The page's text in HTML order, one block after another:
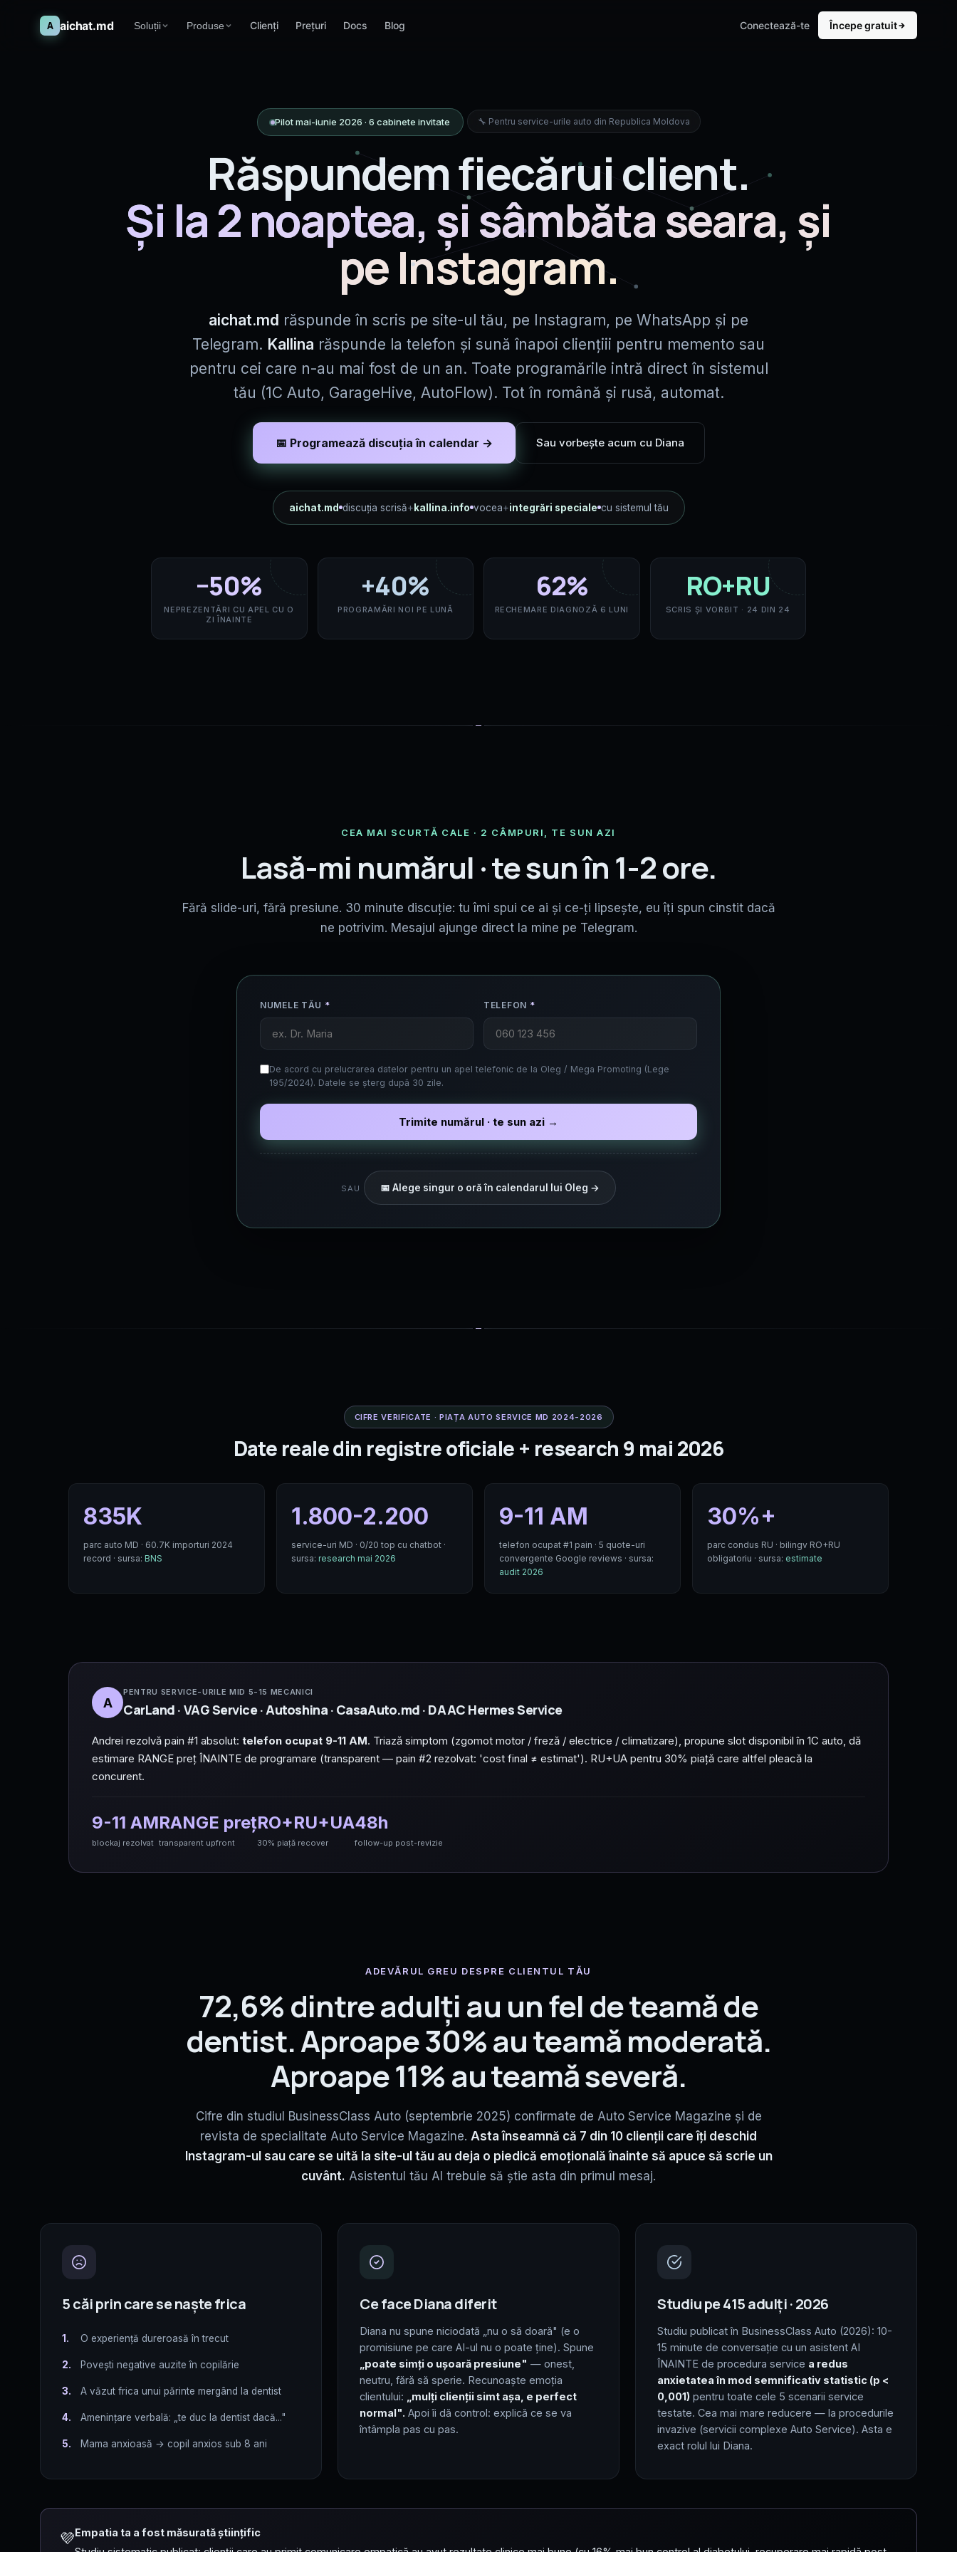
A aichat.md Soluții
Programări 24/7 · Medesk · CNAM
Doina · Eldis · stoc real-time 2 sec
Beauty & Wellness
Mirela · Booksy · 200+ DM/zi
Fitness
Maria · iiko · Glovo · Wolt
Hotele & pensiuni
Pensiuni rurale · agroturism
Turism Agenție
Sofia · pachete + bilete + viza
Vinărie & Crame
Elena · Cricova · Purcari · 4 limbi
Auto Service
Auto Comerț
Mihai · DAAC Hermes · leasing
Agricultura
Vasile · engros B2B · GLOBALG.A.P.
Maria · ANSA · HACCP · 5 limbi
IT & Software
Servicii Business
Diana · audit · consultanță
Marketing & Media
Andreea · audit SEO/GEO/AEO
Construcții
Andrei · deviz 30 min
Industrie
Financiar
Diana · DTI · pre-calificare credit
Produse
Chat AI multi-canal · IG · WhatsApp · site
forms by Mega Promoting
Formulare AI cu validare conversațional
AI vânzări 999.md · republicare auto
hermes by Mega Promoting
openclaw by Mega Promoting
Verificator AI · QA conversații
agents by Mega Promoting
Mega Promoting (companie)
SaaS din Chișinău · înființat 2018
Clienți Prețuri Docs Blog Conectează-te Începe gratuit
Pilot mai-iunie 2026 · 6 cabinete invitate 🔧 Pentru service-urile auto din Republica Moldova
Răspundem fiecărui client.
Și la 2 noaptea, și sâmbăta seara, și
pe Instagram.
aichat.md răspunde în scris pe site-ul tău, pe Instagram, pe WhatsApp și pe
Telegram. Kallina răspunde la telefon și sună înapoi cliențiii pentru memento sau
pentru cei care n-au mai fost de un an. Toate programările intră direct în sistemul
tău (1C Auto, GarageHive, AutoFlow). Tot în română și rusă, automat.
📅 Programează discuția în calendar → Sau vorbește acum cu Diana
aichat.md discuția scrisă+kallina.info vocea+integrări speciale cu sistemul tău
−50%
NEPREZENTĂRI CU APEL CU O
ZI ÎNAINTE
+40%
PROGRAMĂRI NOI PE LUNĂ
62%
RECHEMARE DIAGNOZĂ 6 LUNI
RO+RU
SCRIS ȘI VORBIT · 24 DIN 24
CEA MAI SCURTĂ CALE · 2 CÂMPURI, TE SUN AZI
Lasă-mi numărul · te sun în 1-2 ore.
Fără slide-uri, fără presiune. 30 minute discuție: tu îmi spui ce ai și ce-ți lipsește, eu îți spun cinstit dacă
ne potrivim. Mesajul ajunge direct la mine pe Telegram.
NUMELE TĂU * TELEFON *
De acord cu prelucrarea datelor pentru un apel telefonic de la Oleg / Mega Promoting (Lege
195/2024). Datele se șterg după 30 zile.
Trimite numărul · te sun azi →
SAU 📅 Alege singur o oră în calendarul lui Oleg →
CIFRE VERIFICATE · PIAȚA AUTO SERVICE MD 2024-2026
Date reale din registre oficiale + research 9 mai 2026
835K
parc auto MD · 60.7K importuri 2024
record · sursa: BNS
1.800-2.200
service-uri MD · 0/20 top cu chatbot ·
sursa: research mai 2026
9-11 AM
telefon ocupat #1 pain · 5 quote-uri
convergente Google reviews · sursa:
audit 2026
30%+
parc condus RU · bilingv RO+RU
obligatoriu · sursa: estimate
A
PENTRU SERVICE-URILE MID 5-15 MECANICI
CarLand · VAG Service · Autoshina · CasaAuto.md · DAAC Hermes Service
Andrei rezolvă pain #1 absolut: telefon ocupat 9-11 AM. Triază simptom (zgomot motor / freză / electrice / climatizare), propune slot disponibil în 1C auto, dă
estimare RANGE preț ÎNAINTE de programare (transparent — pain #2 rezolvat: 'cost final ≠ estimat'). RU+UA pentru 30% piață care altfel pleacă la
concurent.
9-11 AM
blockaj rezolvat
RANGE preț
transparent upfront
RO+RU+UA
30% piață recover
48h
follow-up post-revizie
ADEVĂRUL GREU DESPRE CLIENTUL TĂU
72,6% dintre adulți au un fel de teamă de
dentist. Aproape 30% au teamă moderată.
Aproape 11% au teamă severă.
Cifre din studiul BusinessClass Auto (septembrie 2025) confirmate de Auto Service Magazine și de
revista de specialitate Auto Service Magazine. Asta înseamnă că 7 din 10 clienții care îți deschid
Instagram-ul sau care se uită la site-ul tău au deja o piedică emoțională înainte să apuce să scrie un
cuvânt. Asistentul tău AI trebuie să știe asta din primul mesaj.
5 căi prin care se naște frica
1. O experiență dureroasă în trecut
2. Povești negative auzite în copilărie
3. A văzut frica unui părinte mergând la dentist
4. Amenințare verbală: „te duc la dentist dacă..."
5. Mama anxioasă → copil anxios sub 8 ani
Ce face Diana diferit
Diana nu spune niciodată „nu o să doară" (e o
promisiune pe care AI-ul nu o poate ține). Spune
„poate simți o ușoară presiune" — onest,
neutru, fără să sperie. Recunoaște emoția
clientului:
„mulți clienții simt așa, e perfect
normal". Apoi îi dă control: explică ce se va
întâmpla pas cu pas.
Studiu pe 415 adulți · 2026
Studiu publicat în BusinessClass Auto (2026): 10-
15 minute de conversație cu un asistent AI
ÎNAINTE de procedura service a redus
anxietatea în mod semnificativ statistic (p <
0,001) pentru toate cele 5 scenarii service
testate. Cea mai mare reducere — la procedurile
invazive (servicii complexe Auto Service). Asta e
exact rolul lui Diana.
💜Empatia ta a fost măsurată științific